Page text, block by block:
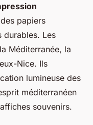
papiers
durables. Les
Méditerranée, la
Nice. Ils
lumineuse des
méditerranéen
souvenirs.